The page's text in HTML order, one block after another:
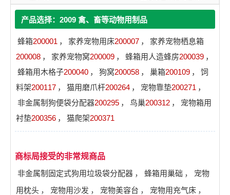
产品选择：2009 禽、畜等动物用制品
蜂箱200001 ， 家养宠物用床200007 ，
家养宠物栖息箱
200008 ， 家养宠物窝200009 ， 蜂箱用人造蜂房200039 ，
蜂箱用木格子200040 ， 狗窝200058 ， 巢箱200109 ，
饲
料架200117 ， 猫用磨爪杆200264 ， 宠物靠垫200271 ，
非金属制狗便袋分配器200295 ， 鸟巢200312 ，
宠物箱用
衬垫200356 ， 猫爬架200371
商标局接受的非常规商品
非金属制固定式狗用垃圾袋分配器 ， 蜂箱用巢础 ，
宠物
用枕头 ， 宠物用沙发 ， 宠物美容台 ， 宠物用充气床 ，